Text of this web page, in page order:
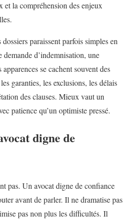
et la compréhension des enjeux
paraissent parfois simples en
demande d’indemnisation, une
se cachent souvent des
garanties, les exclusions, les délais
des clauses. Mieux vaut un
patience qu’un optimiste pressé.
digne de
pas. Un avocat digne de confiance
avant de parler. Il ne dramatise pas
pas non plus les difficultés. Il